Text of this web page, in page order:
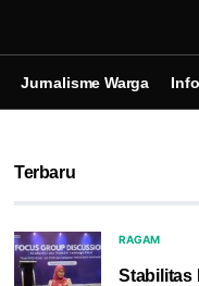
Jurnalisme Warga
Terbaru
RAGAM
Stabilitas